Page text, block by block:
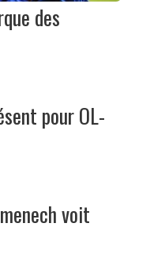
des
pour OL-
voit